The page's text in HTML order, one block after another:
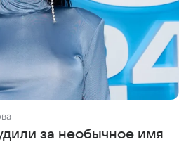
за необычное имя